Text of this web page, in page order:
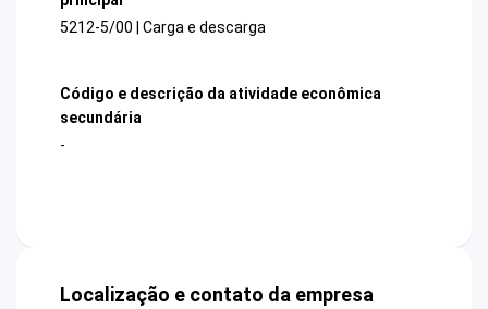
5212-5/00 | Carga e descarga
Código e descrição da atividade econômica
secundária
-
Localização e contato da empresa